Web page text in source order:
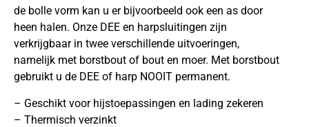
de bolle vorm kan u er bijvoorbeeld ook een as door
heen halen. Onze DEE en harpsluitingen zijn
verkrijgbaar in twee verschillende uitvoeringen,
namelijk met borstbout of bout en moer. Met borstbout
gebruikt u de DEE of harp NOOIT permanent.
– Geschikt voor hijstoepassingen en lading zekeren
– Thermisch verzinkt